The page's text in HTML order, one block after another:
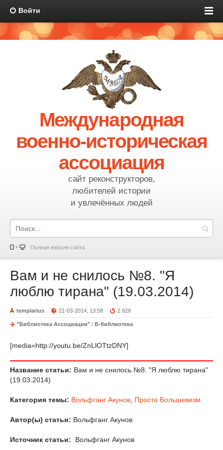
Войти
Международная
военно-историческая
ассоциация
сайт реконструкторов,
любителей истории
и увлечённых людей
Полная версия сайта
Вам и не снилось №8. "Я
люблю тирана" (19.03.2014)
templarius 21-03-2014, 13:58 2 828
"Библиотека Ассоциации" / В-библиотека
[media=http://youtu.be/ZnLlOTtzDNY]
Название статьи: Вам и не снилось №8. "Я люблю тирана"
(19.03.2014)
Категория темы: Вольфганг Акунов Просто Большевизм
Автор(ы) статьи: Вольфганг Акунов
Источник статьи: Вольфганг Акунов